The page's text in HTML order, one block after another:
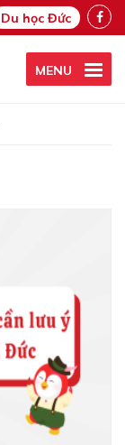
Du học Đức
MENU